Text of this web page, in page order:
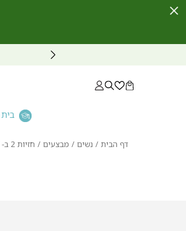
Close
דף הבית דףנשים נשים
מבצעים מבצעים
חזיות 2 ב- ₪260